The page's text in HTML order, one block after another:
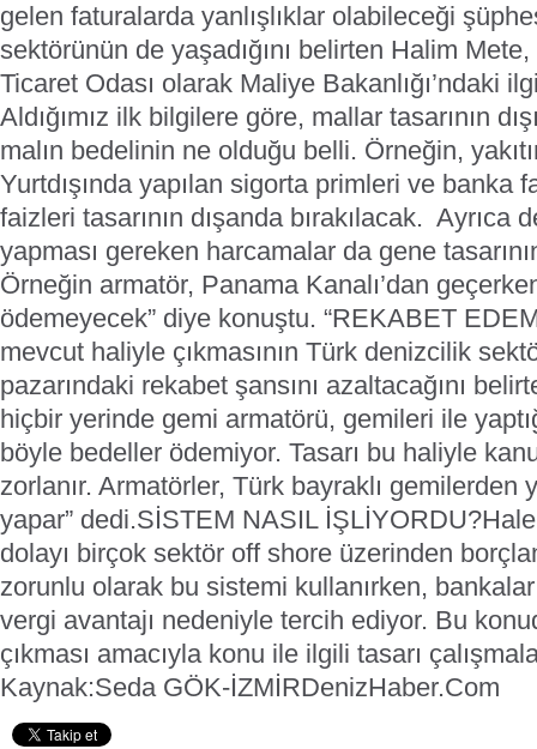
gelen faturalarda yanlışlıklar olabileceği
sektörünün de yaşadığını belirten Halim
Ticaret Odası olarak Maliye Bakanlığı’ndaki
Aldığımız ilk bilgilere göre, mallar tasarının
malın bedelinin ne olduğu belli. Örneğin,
Yurtdışında yapılan sigorta primleri ve banka
faizleri tasarının dışanda bırakılacak. Ayrıca
yapması gereken harcamalar da gene
Örneğin armatör, Panama Kanalı’dan
ödemeyecek” diye konuştu. “REKABET
mevcut haliyle çıkmasının Türk denizcilik
pazarındaki rekabet şansını azaltacağını
hiçbir yerinde gemi armatörü, gemileri ile
böyle bedeller ödemiyor. Tasarı bu haliyle
zorlanır. Armatörler, Türk bayraklı gemilerden
yapar” dedi.SİSTEM NASIL İŞLİYORDU?
dolayı birçok sektör off shore üzerinden
zorunlu olarak bu sistemi kullanırken,
vergi avantajı nedeniyle tercih ediyor. Bu
çıkması amacıyla konu ile ilgili tasarı
Kaynak:Seda GÖK-İZMİRDenizHaber.Com